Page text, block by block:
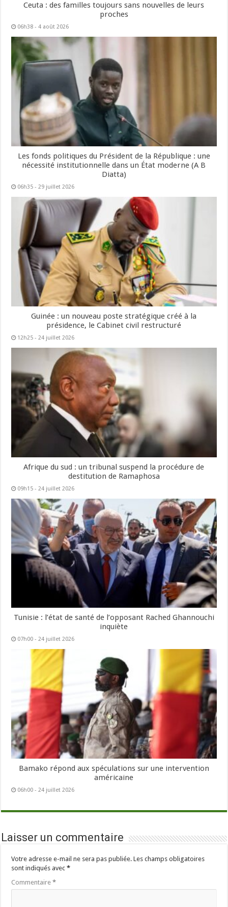
Ceuta : des familles toujours sans nouvelles de leurs
proches
06h38 - 4 août 2026
Les fonds politiques du Président de la République : une
nécessité institutionnelle dans un État moderne (A B
Diatta)
06h35 - 29 juillet 2026
Guinée : un nouveau poste stratégique créé à la
présidence, le Cabinet civil restructuré
12h25 - 24 juillet 2026
Afrique du sud : un tribunal suspend la procédure de
destitution de Ramaphosa
09h15 - 24 juillet 2026
Tunisie : l’état de santé de l’opposant Rached Ghannouchi
inquiète
07h00 - 24 juillet 2026
Bamako répond aux spéculations sur une intervention
américaine
06h00 - 24 juillet 2026
Laisser un commentaire
Votre adresse e-mail ne sera pas publiée. Les champs obligatoires
sont indiqués avec*
Commentaire*